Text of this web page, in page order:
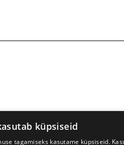
küpsiseid
tagamiseks kasutame küpsiseid.